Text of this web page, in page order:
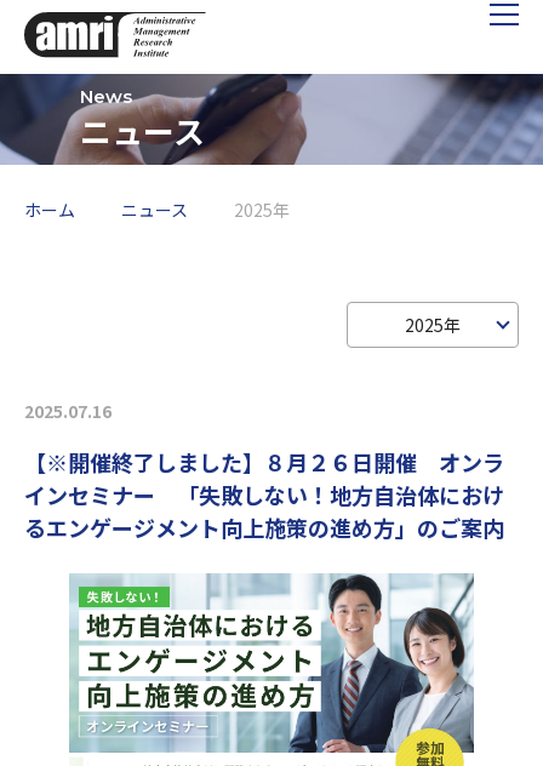
ニュース
ホーム ニュース 2025年
2025年
2025.07.16
【※開催終了しました】８月２６日開催 オンラ
インセミナー 「失敗しない！地方自治体におけ
るエンゲージメント向上施策の進め方」のご案内